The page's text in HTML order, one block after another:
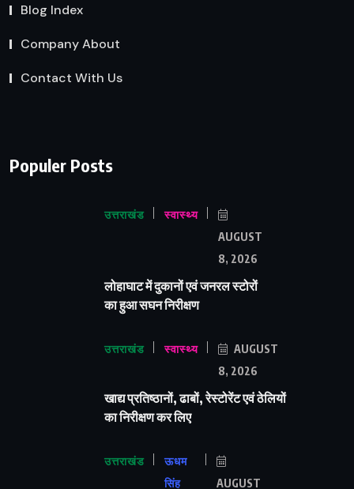
Blog Index
Company About
Contact With Us
Populer Posts
उत्तराखंड स्वास्थ्य
AUGUST
8, 2026
लोहाघाट में दुकानों एवं जनरल स्टोरों
का हुआ सघन निरीक्षण
उत्तराखंड स्वास्थ्य
AUGUST
8, 2026
खाद्य प्रतिष्ठानों, ढाबों, रेस्टोरेंट एवं ठेलियों
का निरीक्षण कर लिए
उत्तराखंड
ऊधम
सिंह
AUGUST